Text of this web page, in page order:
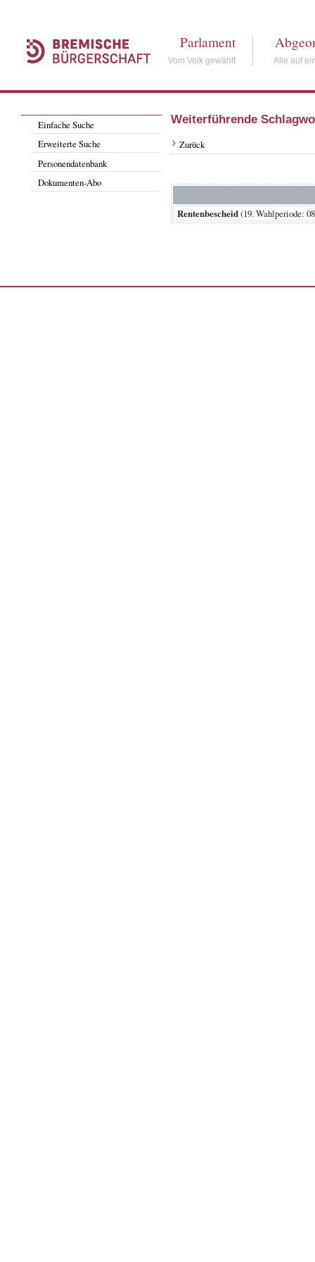
Parlament
Vom Volk gewählt Alle auf
Einfache Suche
Erweiterte Suche
Personendatenbank
Dokumenten-Abo
Weiterführende
Zurück
Rentenbescheid(19. Wahlperiode: